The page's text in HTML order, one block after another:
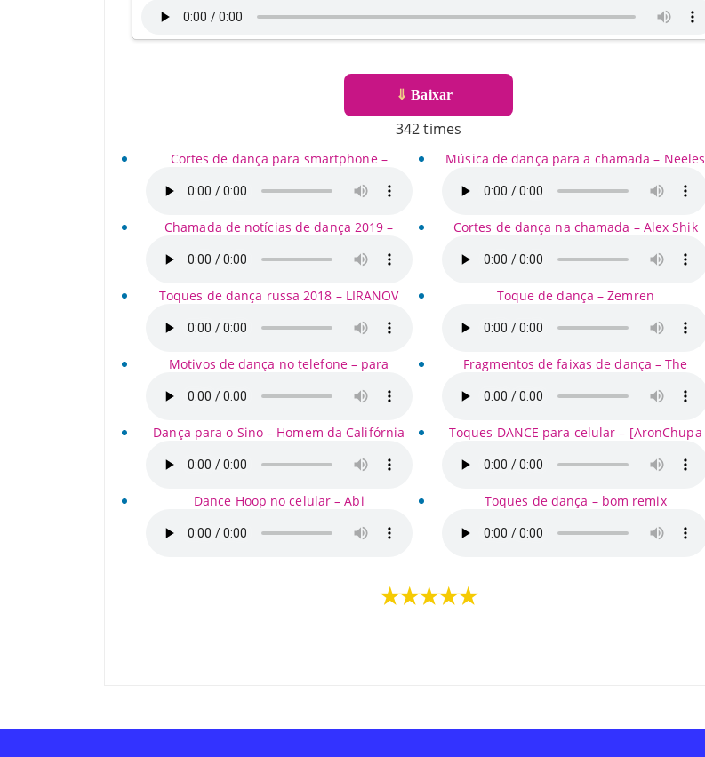
⇓ Baixar
342 times
Cortes de dança para smartphone –
Chamada de notícias de dança 2019 –
Toques de dança russa 2018 – LIRANOV
Motivos de dança no telefone – para
Dança para o Sino – Homem da Califórnia
Dance Hoop no celular – Abi
Música de dança para a chamada – Neeles
Cortes de dança na chamada – Alex Shik
Toque de dança – Zemren
Fragmentos de faixas de dança – The
Toques DANCE para celular – [AronChupa
Toques de dança – bom remix
★★★★★